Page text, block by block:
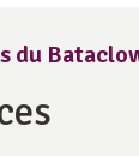
du